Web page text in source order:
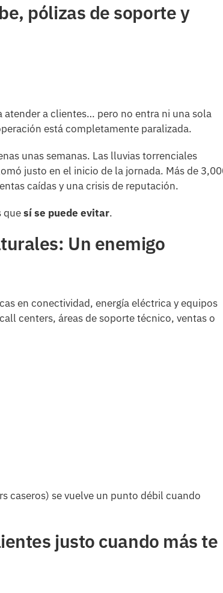
pólizas de soporte y
a clientes… pero no entra ni una sola
está completamente paralizada.
unas semanas. Las lluvias torrenciales
justo en el inicio de la jornada. Más de
caídas y una crisis de reputación.
quesí se puede evitar.
Un enemigo
en conectividad, energía eléctrica y equipos
centers, áreas de soporte técnico, ventas o
caseros) se vuelve un punto débil cuando
justo cuando más te